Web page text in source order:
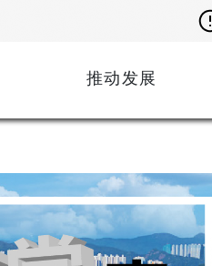
推动发展